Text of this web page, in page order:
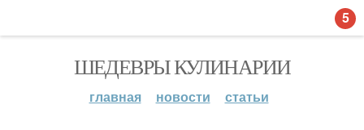
ШЕДЕВРЫ КУЛИНАРИИ
главная новости статьи
5